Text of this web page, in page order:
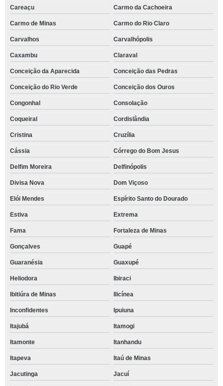
Careaçu Carmo da Cachoeira
Carmo de Minas Carmo do Rio Claro
Carvalhos Carvalhópolis
Caxambu Claraval
Conceição da Aparecida Conceição das Pedras
Conceição do Rio Verde Conceição dos Ouros
Congonhal Consolação
Coqueiral Cordislândia
Cristina Cruzília
Cássia Córrego do Bom Jesus
Delfim Moreira Delfinópolis
Divisa Nova Dom Viçoso
Elói Mendes Espírito Santo do Dourado
Estiva Extrema
Fama Fortaleza de Minas
Gonçalves Guapé
Guaranésia Guaxupé
Heliodora Ibiraci
Ibitiúra de Minas Ilicínea
Inconfidentes Ipuiuna
Itajubá Itamogi
Itamonte Itanhandu
Itapeva Itaú de Minas
Jacutinga Jacuí